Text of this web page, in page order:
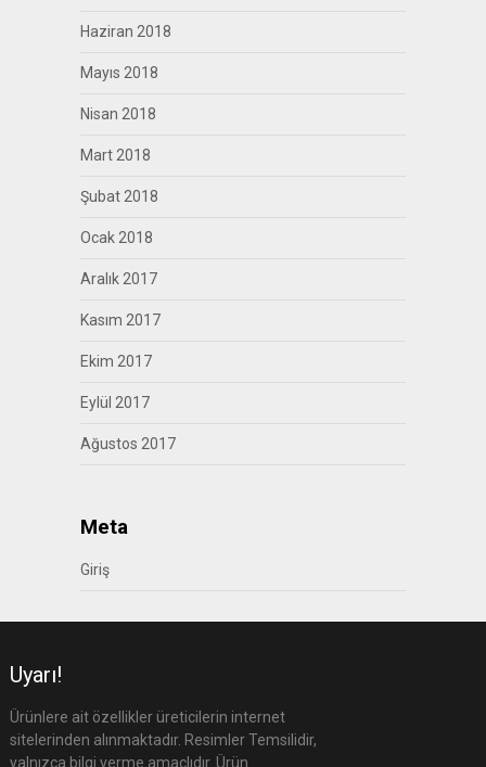
Haziran 2018
Mayıs 2018
Nisan 2018
Mart 2018
Şubat 2018
Ocak 2018
Aralık 2017
Kasım 2017
Ekim 2017
Eylül 2017
Ağustos 2017
Meta
Giriş
Uyarı!
Ürünlere ait özellikler üreticilerin internet
sitelerinden alınmaktadır. Resimler Temsilidir,
yalnızca bilgi verme amaçlıdır. Ürün